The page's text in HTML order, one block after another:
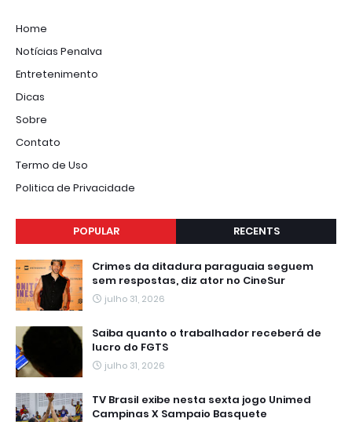
Home
Notícias Penalva
Entretenimento
Dicas
Sobre
Contato
Termo de Uso
Politica de Privacidade
POPULAR RECENTS
Crimes da ditadura paraguaia seguem
sem respostas, diz ator no CineSur
julho 31, 2026
Saiba quanto o trabalhador receberá de
lucro do FGTS
julho 31, 2026
TV Brasil exibe nesta sexta jogo Unimed
Campinas X Sampaio Basquete